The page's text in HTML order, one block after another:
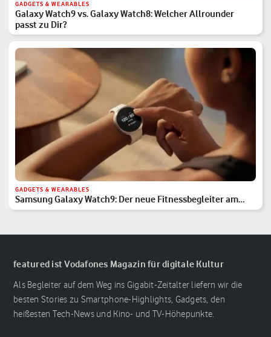
GADGETS & WEARABLES
Galaxy Watch9 vs. Galaxy Watch8: Welcher Allrounder
passt zu Dir?
GADGETS & WEARABLES
Samsung Galaxy Watch9: Der neue Fitnessbegleiter am
Handgelenk
featured ist Vodafones Magazin für digitale Kultur
Als Begleiter auf dem Weg ins Gigabit-Zeitalter liefern wir die
besten Stories zu Smartphone-Highlights, Gadgets, den
heißesten Tech-News und Kino- und TV-Höhepunkte.